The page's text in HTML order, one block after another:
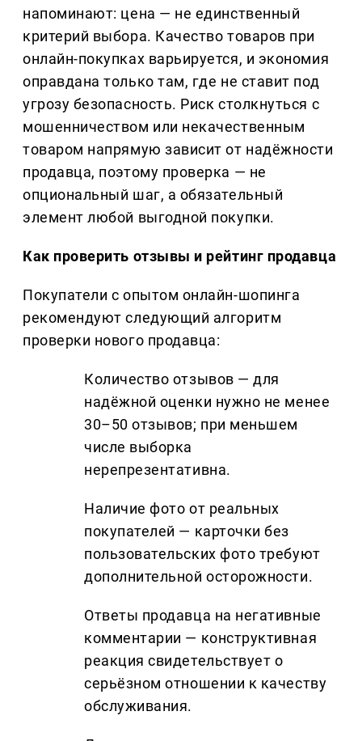
напоминают: цена — не единственный
критерий выбора. Качество товаров при
онлайн-покупках варьируется, и экономия
оправдана только там, где не ставит под
угрозу безопасность. Риск столкнуться с
мошенничеством или некачественным
товаром напрямую зависит от надёжности
продавца, поэтому проверка — не
опциональный шаг, а обязательный
элемент любой выгодной покупки.
Как проверить отзывы и рейтинг продавца
Покупатели с опытом онлайн-шопинга
рекомендуют следующий алгоритм
проверки нового продавца:
Количество отзывов — для
надёжной оценки нужно не менее
30–50 отзывов; при меньшем
числе выборка
нерепрезентативна.
Наличие фото от реальных
покупателей — карточки без
пользовательских фото требуют
дополнительной осторожности.
Ответы продавца на негативные
комментарии — конструктивная
реакция свидетельствует о
серьёзном отношении к качеству
обслуживания.